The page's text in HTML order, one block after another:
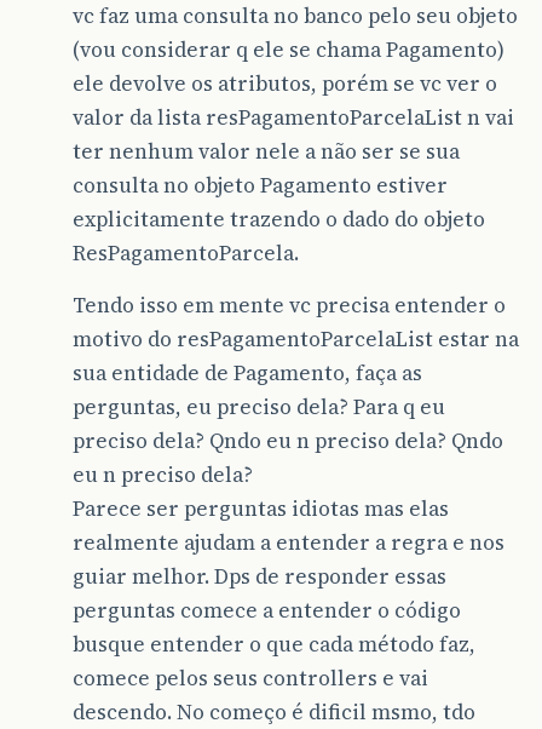
vc faz uma consulta no banco pelo seu objeto
(vou considerar q ele se chama Pagamento)
ele devolve os atributos, porém se vc ver o
valor da lista resPagamentoParcelaList n vai
ter nenhum valor nele a não ser se sua
consulta no objeto Pagamento estiver
explicitamente trazendo o dado do objeto
ResPagamentoParcela.
Tendo isso em mente vc precisa entender o
motivo do resPagamentoParcelaList estar na
sua entidade de Pagamento, faça as
perguntas, eu preciso dela? Para q eu
preciso dela? Qndo eu n preciso dela? Qndo
eu n preciso dela?
Parece ser perguntas idiotas mas elas
realmente ajudam a entender a regra e nos
guiar melhor. Dps de responder essas
perguntas comece a entender o código
busque entender o que cada método faz,
comece pelos seus controllers e vai
descendo. No começo é dificil msmo, tdo